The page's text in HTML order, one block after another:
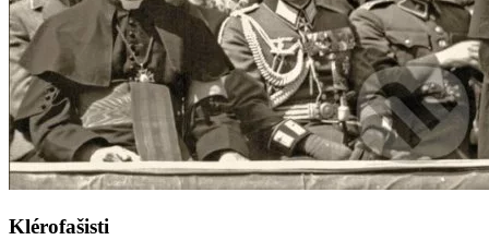
Klérofašisti